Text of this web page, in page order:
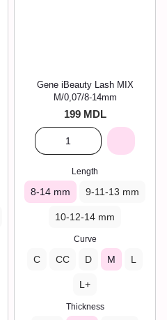
Gene iBeauty Lash MIX
M/0,07/8-14mm
199 MDL
Length
8-14 mm 9-11-13 mm
10-12-14 mm
Curve
C CC D M L
L+
Thickness